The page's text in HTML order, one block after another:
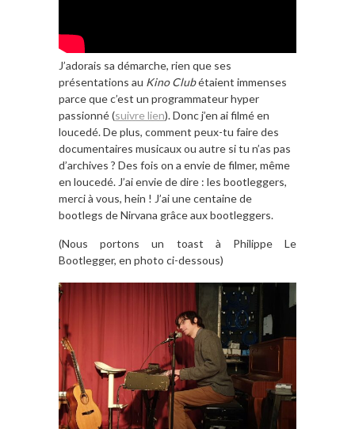
J’adorais sa démarche, rien que ses
présentations au Kino Clubétaient immenses
parce que c’est un programmateur hyper
passionné (suivre lien). Donc j’en ai filmé en
loucedé. De plus, comment peux-tu faire des
documentaires musicaux ou autre si tu n’as pas
d’archives ? Des fois on a envie de filmer, même
en loucedé. J’ai envie de dire : les bootleggers,
merci à vous, hein ! J’ai une centaine de
bootlegs de Nirvana grâce aux bootleggers.
(Nous portons un toast à Philippe Le
Bootlegger, en photo ci-dessous)